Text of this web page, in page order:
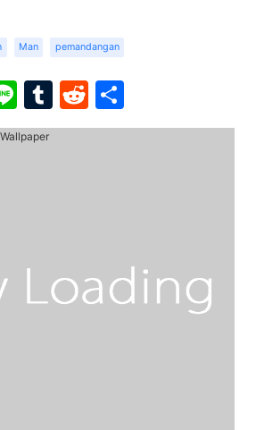
Man pemandangan
LineTumblr
Reddit